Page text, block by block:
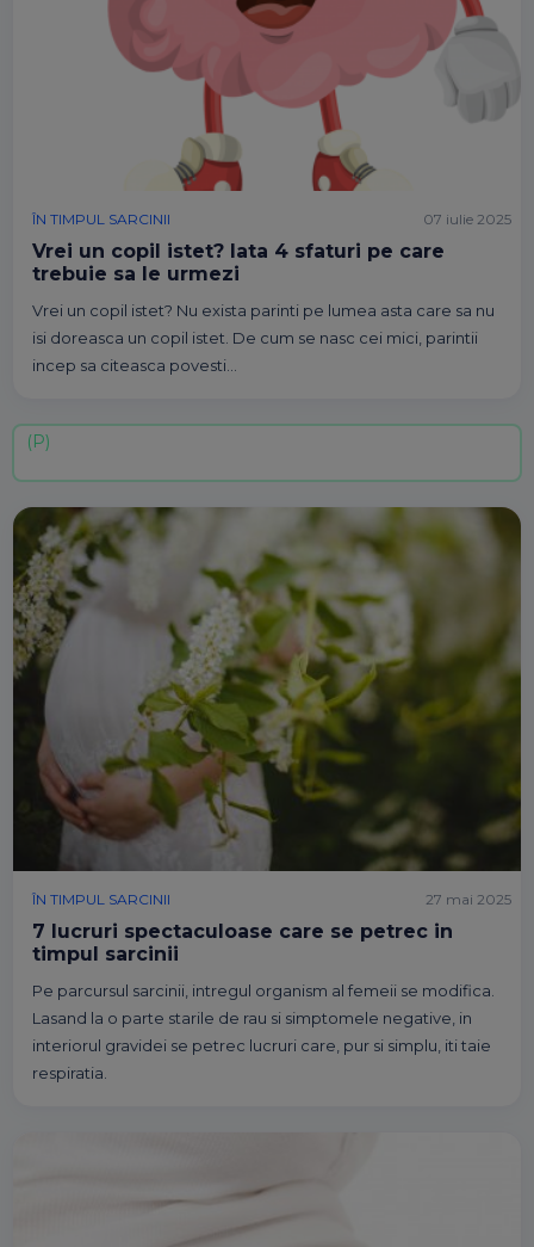
ÎN TIMPUL SARCINII
Vrei un copil istet? Iata 4 sfaturi pe care
trebuie sa le urmezi
Vrei un copil istet? Nu exista parinti pe lumea asta care sa nu
isi doreasca un copil istet. De cum se nasc cei mici, parintii
incep sa citeasca povesti…
07 iulie 2025
ÎN TIMPUL SARCINII
7 lucruri spectaculoase care se petrec in
timpul sarcinii
Pe parcursul sarcinii, intregul organism al femeii se modifica.
Lasand la o parte starile de rau si simptomele negative, in
interiorul gravidei se petrec lucruri care, pur si simplu, iti taie
respiratia.
27 mai 2025